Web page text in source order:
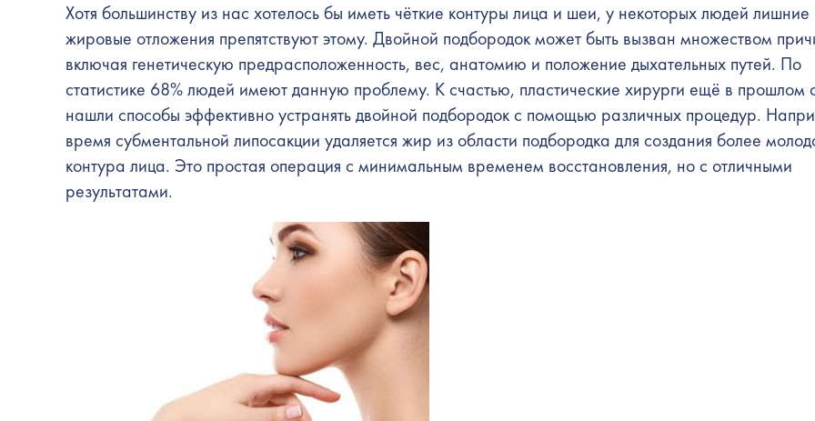
Хотя большинству из нас хотелось бы иметь чёткие контуры лица и шеи, у некоторых людей лишние
жировые отложения препятствуют этому. Двойной подбородок может быть вызван множеством
включая генетическую предрасположенность, вес, анатомию и положение дыхательных путей. По
статистике 68% людей имеют данную проблему. К счастью, пластические хирурги ещё в прошлом
нашли способы эффективно устранять двойной подбородок с помощью различных процедур.
время субментальной липосакции удаляется жир из области подбородка для создания более
контура лица. Это простая операция с минимальным временем восстановления, но с отличными
результатами.